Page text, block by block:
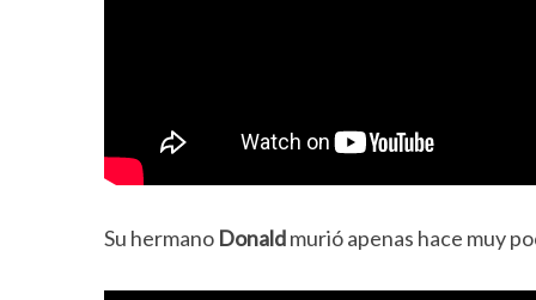
Su hermano Donaldmurió apenas hace muy